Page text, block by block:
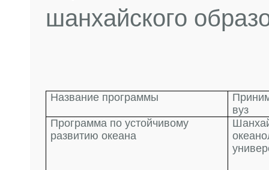
шанхайского
Название программы
вуз
Программа по устойчивому
развитию океана